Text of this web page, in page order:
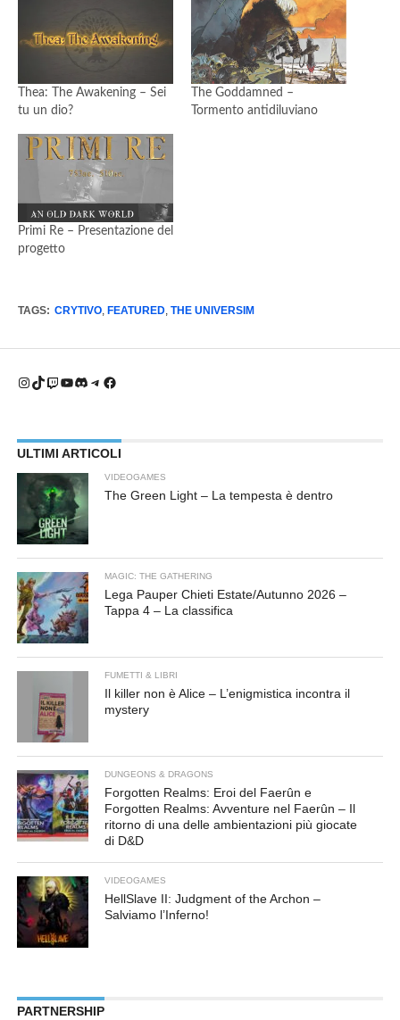
Thea: The Awakening – Sei
tu un dio?
The Goddamned –
Tormento antidiluviano
Primi Re – Presentazione del
progetto
TAGS: CRYTIVO, FEATURED, THE UNIVERSIM
Instagram
TikTok
Twitch
YouTube
Discord
Telegram
Facebook
ULTIMI ARTICOLI
VIDEOGAMES
The Green Light – La tempesta è dentro
MAGIC: THE GATHERING
Lega Pauper Chieti Estate/Autunno 2026 –
Tappa 4 – La classifica
FUMETTI & LIBRI
Il killer non è Alice – L’enigmistica incontra il
mystery
DUNGEONS & DRAGONS
Forgotten Realms: Eroi del Faerûn e
Forgotten Realms: Avventure nel Faerûn – Il
ritorno di una delle ambientazioni più giocate
di D&D
VIDEOGAMES
HellSlave II: Judgment of the Archon –
Salviamo l’Inferno!
PARTNERSHIP